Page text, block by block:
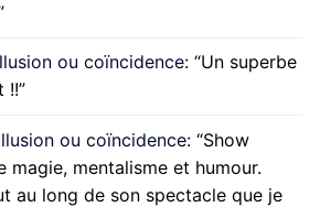
ou coïncidence: “Un superbe
!!”
ou coïncidence: “Show
magie, mentalisme et humour.
au long de son spectacle que je